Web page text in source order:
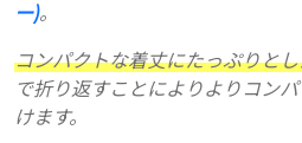
ー)。
コンパクトな着丈にたっぷりと
で折り返すことによりよりコン
けます。